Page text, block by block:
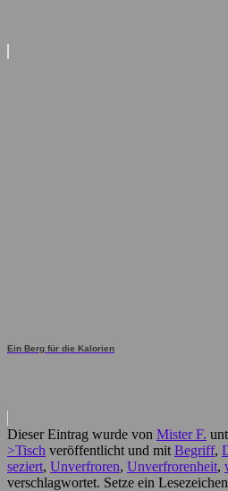
Ein Berg für die Kalorien
Dieser Eintrag wurde von Mister F.
>Tisch veröffentlicht und mit Begriff,
seziert, Unverfroren, Unverfrorenheit,
verschlagwortet. Setze ein